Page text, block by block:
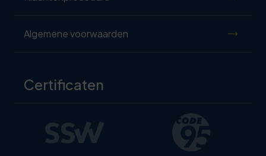
Algemene voorwaarden
Certificaten